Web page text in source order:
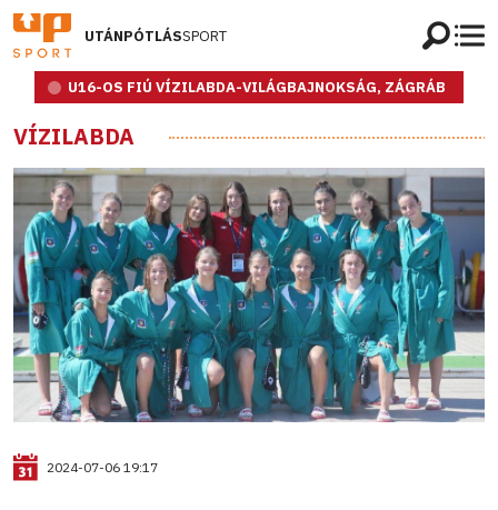
UTÁNPÓTLÁSSPORT
U16-OS FIÚ VÍZILABDA-VILÁGBAJNOKSÁG, ZÁGRÁB
VÍZILABDA
2024-07-06 19:17